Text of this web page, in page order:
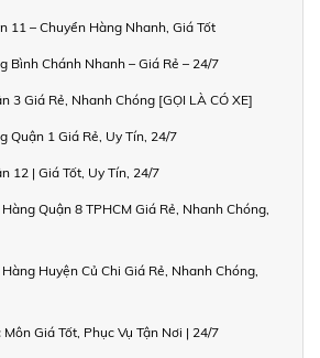
11 – Chuyển Hàng Nhanh, Giá Tốt
Bình Chánh Nhanh – Giá Rẻ – 24/7
3 Giá Rẻ, Nhanh Chóng [GỌI LÀ CÓ XE]
Quận 1 Giá Rẻ, Uy Tín, 24/7
12 | Giá Tốt, Uy Tín, 24/7
Quận 8 TPHCM Giá Rẻ, Nhanh Chóng,
Huyện Củ Chi Giá Rẻ, Nhanh Chóng,
Giá Tốt, Phục Vụ Tận Nơi | 24/7